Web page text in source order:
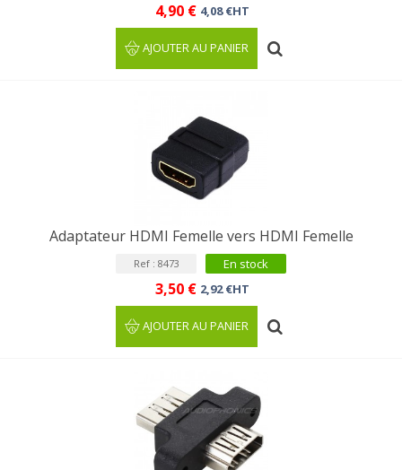
4,90 € 4,08 €HT
AJOUTER AU PANIER
Adaptateur HDMI Femelle vers HDMI Femelle
Ref : 8473 En stock
3,50 € 2,92 €HT
AJOUTER AU PANIER